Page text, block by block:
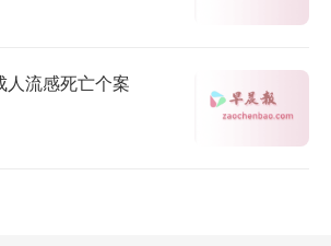
流感死亡个案